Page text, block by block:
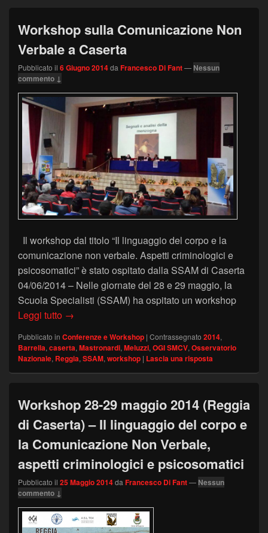
Workshop sulla Comunicazione Non
Verbale a Caserta
Pubblicato il 6 Giugno 2014da Francesco Di Fant— Nessun
commento ↓
Il workshop dal titolo “Il linguaggio del corpo e la
comunicazione non verbale. Aspetti criminologici e
psicosomatici” è stato ospitato dalla SSAM di Caserta
04/06/2014 – Nelle giornate del 28 e 29 maggio, la
Scuola Specialisti (SSAM) ha ospitato un workshop
Leggi tutto Workshop sulla Comunicazione Non Verbale a
→
Pubblicato in Conferenze e Workshop | Contrassegnato 2014,
Barrella, caserta, Mastronardi, Meluzzi, OGI SMCV, Osservatorio
Nazionale, Reggia, SSAM, workshop | Lascia una risposta
Workshop 28-29 maggio 2014 (Reggia
di Caserta) – Il linguaggio del corpo e
la Comunicazione Non Verbale,
aspetti criminologici e psicosomatici
Pubblicato il 25 Maggio 2014da Francesco Di Fant— Nessun
commento ↓